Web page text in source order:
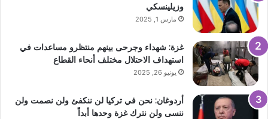
وزيلينسكي
مارس 1, 2025
غزة: شهداء وجرحى بينهم منتظرو مساعدات في
استهداف الاحتلال مختلف أنحاء القطاع
يونيو 26, 2025
أردوغان: نحن في تركيا لن ننكفئ ولن نصمت ولن
ننسى ولن نترك غزة وحدها أبداً